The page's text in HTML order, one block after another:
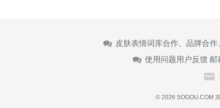
皮肤表情词库合作、品牌合
使用问题用户反馈 邮
© 2026 SOGOU.COM